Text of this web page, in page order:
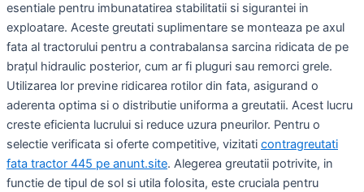
esentiale pentru imbunatatirea stabilitatii si sigurantei in
exploatare. Aceste greutati suplimentare se monteaza pe axul
fata al tractorului pentru a contrabalansa sarcina ridicata de pe
brațul hidraulic posterior, cum ar fi pluguri sau remorci grele.
Utilizarea lor previne ridicarea rotilor din fata, asigurand o
aderenta optima si o distributie uniforma a greutatii. Acest lucru
creste eficienta lucrului si reduce uzura pneurilor. Pentru o
selectie verificata si oferte competitive, vizitati contragreutati
fata tractor 445 pe anunt.site. Alegerea greutatii potrivite, in
functie de tipul de sol si utila folosita, este cruciala pentru